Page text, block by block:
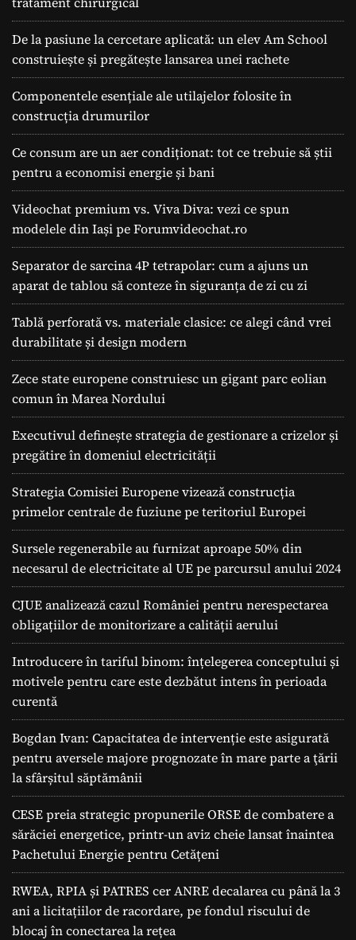
De la pasiune la cercetare aplicată: un elev Am School
construiește și pregătește lansarea unei rachete
Componentele esențiale ale utilajelor folosite în
construcția drumurilor
Ce consum are un aer condiționat: tot ce trebuie să știi
pentru a economisi energie și bani
Videochat premium vs. Viva Diva: vezi ce spun
modelele din Iași pe Forumvideochat.ro
Separator de sarcina 4P tetrapolar: cum a ajuns un
aparat de tablou să conteze în siguranța de zi cu zi
Tablă perforată vs. materiale clasice: ce alegi când vrei
durabilitate și design modern
Zece state europene construiesc un gigant parc eolian
comun în Marea Nordului
Executivul definește strategia de gestionare a crizelor și
pregătire în domeniul electricității
Strategia Comisiei Europene vizează construcția
primelor centrale de fuziune pe teritoriul Europei
Sursele regenerabile au furnizat aproape 50% din
necesarul de electricitate al UE pe parcursul anului 2024
CJUE analizează cazul României pentru nerespectarea
obligațiilor de monitorizare a calității aerului
Introducere în tariful binom: înțelegerea conceptului și
motivele pentru care este dezbătut intens în perioada
curentă
Bogdan Ivan: Capacitatea de intervenție este asigurată
pentru aversele majore prognozate în mare parte a ţării
la sfârșitul săptămânii
CESE preia strategic propunerile ORSE de combatere a
sărăciei energetice, printr-un aviz cheie lansat înaintea
Pachetului Energie pentru Cetățeni
RWEA, RPIA și PATRES cer ANRE decalarea cu până la 3
ani a licitațiilor de racordare, pe fondul riscului de
blocaj în conectarea la rețea